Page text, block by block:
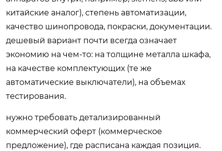
китайские аналог), степень автоматизации,
качество шинопровода, покраски, документации.
дешевый вариант почти всегда означает
экономию на чем-то: на толщине металла шкафа,
на качестве комплектующих (те же
автоматические выключатели), на объемах
тестирования.
нужно требовать детализированный
коммерческий оферт (коммерческое
предложение), где расписана каждая позиция.